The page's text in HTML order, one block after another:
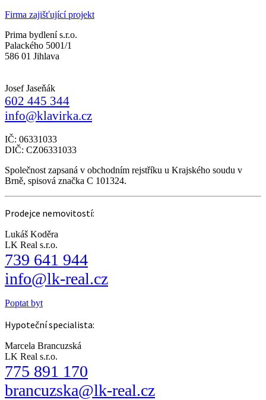
Firma zajišťující projekt
Prima bydlení s.r.o.
Palackého 5001/1
586 01 Jihlava
Josef Jaseňák
602 445 344
info@klavirka.cz
IČ: 06331033
DIČ: CZ06331033
Společnost zapsaná v obchodním rejstříku u Krajského soudu v
Brně, spisová značka C 101324.
Prodejce nemovitostí:
Lukáš Koděra
LK Real s.r.o.
739 641 944
info@lk-real.cz
Poptat byt
Hypoteční specialista:
Marcela Brancuzská
LK Real s.r.o.
775 891 170
brancuzska@lk-real.cz